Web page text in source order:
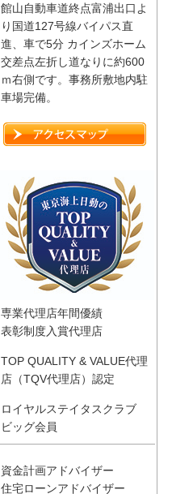
館山自動車道終点富浦出口よ
り国道127号線バイパス直
進、車で5分 カインズホーム
交差点左折し道なりに約600
ｍ右側です。事務所敷地内駐
車場完備。
専業代理店年間優績
表彰制度入賞代理店
TOP QUALITY & VALUE代理
店（TQV代理店）認定
ロイヤルステイタスクラブ
ビッグ会員
資金計画アドバイザー
住宅ローンアドバイザー